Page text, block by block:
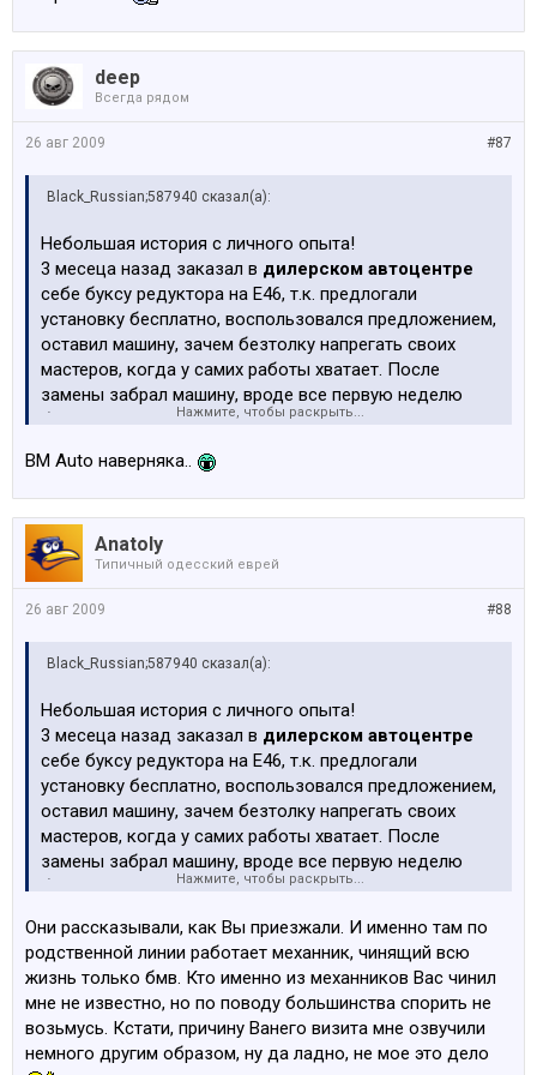
deep
Всегда рядом
#87
26 авг 2009
Black_Russian;587940 сказал(а):
Небольшая история с личного опыта!
3 месеца назад заказал в дилерском автоцентре
себе буксу редуктора на Е46, т.к. предлогали
установку бесплатно, воспользовался предложением,
оставил машину, зачем безтолку напрегать своих
мастеров, когда у самих работы хватает. После
замены забрал машину, вроде все первую неделю
было хорошо, затем снова начались подергивания в
времени этим заняться вопросом, на прошлых
выходных все же загнал на подъемник авто провести
профилактику, и мой мастер констатировал такую
веселую вещь,
оборот!Думаю знающие люди поймут, т.к. у буксы
редуктора имееться одно положение( усиленное ) в
котором ее устанавливают!
конечно как пологаеться начали задавать глупые
вопросы по поводу откуда вы это знаете и т.д., после
подняли авто и согласились с тем что букса
установлена неправильно, предложиди сразу же
переделать, но день был солнечный и выходной,
записался на другой день, конечно же все сделали,
но суть тут в другом, как и раньше затрагивал тему по
поводуавтоцентров специализируещихся по
BMW, люди (механики) работают там обычные, как в
мастер который на самом деле разбираеться вBMW
не будет работать за 200-300лс в месец!И тогда
беруться за работу обычные мастера которые путают
местами детали и т.д.
Нельзя автоцентры считать специализированей чем
тот же дядя Вася, к сожелению это так и есть!
Нажмите, чтобы раскрыть...
BM Auto наверняка..
Anatoly
Типичный одесский еврей
#88
26 авг 2009
Black_Russian;587940 сказал(а):
Небольшая история с личного опыта!
3 месеца назад заказал в дилерском автоцентре
себе буксу редуктора на Е46, т.к. предлогали
установку бесплатно, воспользовался предложением,
оставил машину, зачем безтолку напрегать своих
мастеров, когда у самих работы хватает. После
замены забрал машину, вроде все первую неделю
было хорошо, затем снова начались подергивания в
времени этим заняться вопросом, на прошлых
выходных все же загнал на подъемник авто провести
профилактику, и мой мастер констатировал такую
веселую вещь, букса редуктора - установленна на
оборот! Думаю знающие люди поймут, т.к. у буксы
редуктора имееться одно положение( усиленное ) в
Нажмите, чтобы раскрыть...
Они рассказывали, как Вы приезжали. И именно там по
родственной линии работает механник, чинящий всю
жизнь только бмв. Кто именно из механников Вас чинил
мне не известно, но по поводу большинства спорить не
возьмусь. Кстати, причину Ванего визита мне озвучили
немного другим образом, ну да ладно, не мое это дело